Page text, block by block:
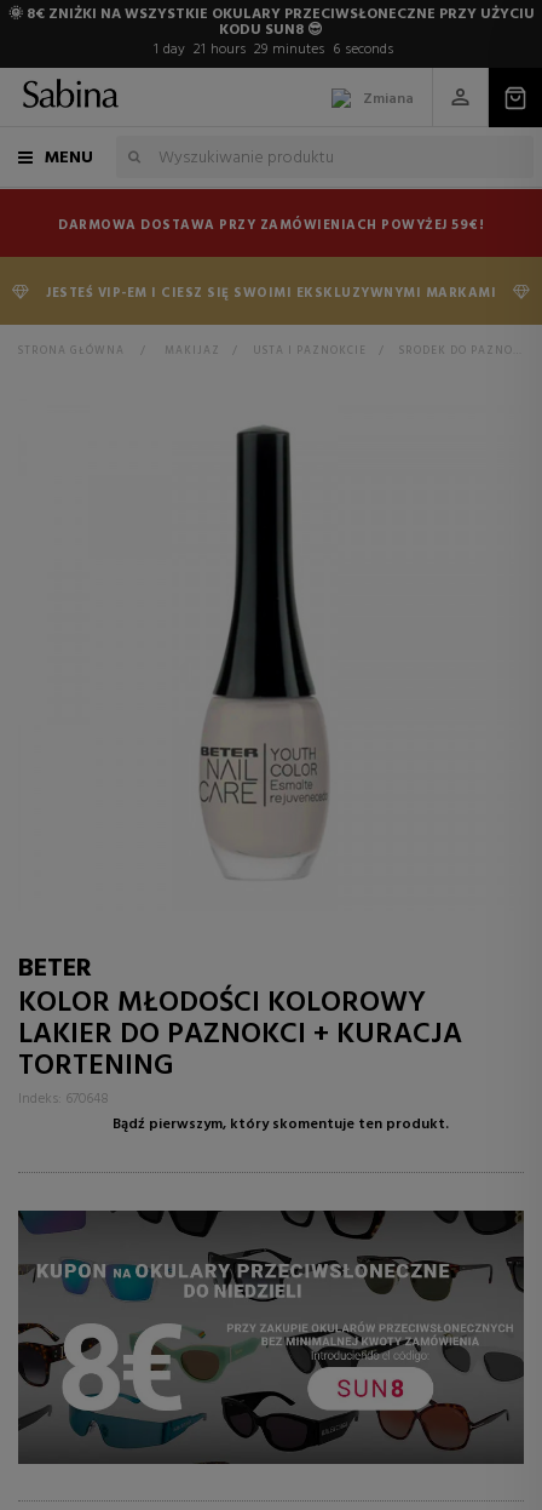
🌞 8€ ZNIŻKI NA WSZYSTKIE OKULARY PRZECIWSŁONECZNE PRZY UŻYCIU
KODU SUN8 😎
1 day 21 hours 29 minutes 5 seconds
Zmiana
MENU
DARMOWA DOSTAWA PRZY ZAMÓWIENIACH POWYŻEJ 59€!
JESTEŚ VIP-EM I CIESZ SIĘ SWOIMI EKSKLUZYWNYMI MARKAMI
STRONA GŁÓWNA > MAKIJAZ > USTA I PAZNOKCIE > SRODEK DO PAZNOKCI
BETER
KOLOR MŁODOŚCI KOLOROWY
LAKIER DO PAZNOKCI + KURACJA
TORTENING
Indeks: 670648
Bądź pierwszym, który skomentuje ten produkt.